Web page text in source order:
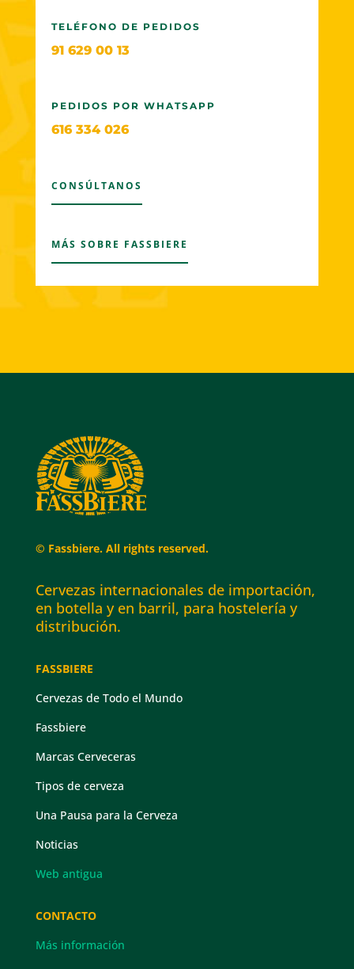
TELÉFONO DE PEDIDOS
91 629 00 13
PEDIDOS POR WHATSAPP
616 334 026
CONSÚLTANOS
MÁS SOBRE FASSBIERE
© Fassbiere. All rights reserved.
Cervezas internacionales de importación,
en botella y en barril, para hostelería y
distribución.
FASSBIERE
Cervezas de Todo el Mundo
Fassbiere
Marcas Cerveceras
Tipos de cerveza
Una Pausa para la Cerveza
Noticias
Web antigua
CONTACTO
Más información